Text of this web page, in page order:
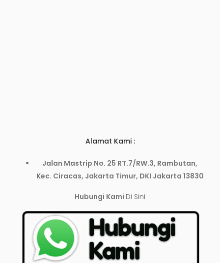
Alamat Kami :
Jalan Mastrip No. 25 RT.7/RW.3, Rambutan,
Kec. Ciracas, Jakarta Timur, DKI Jakarta 13830
Hubungi Kami Di Sini